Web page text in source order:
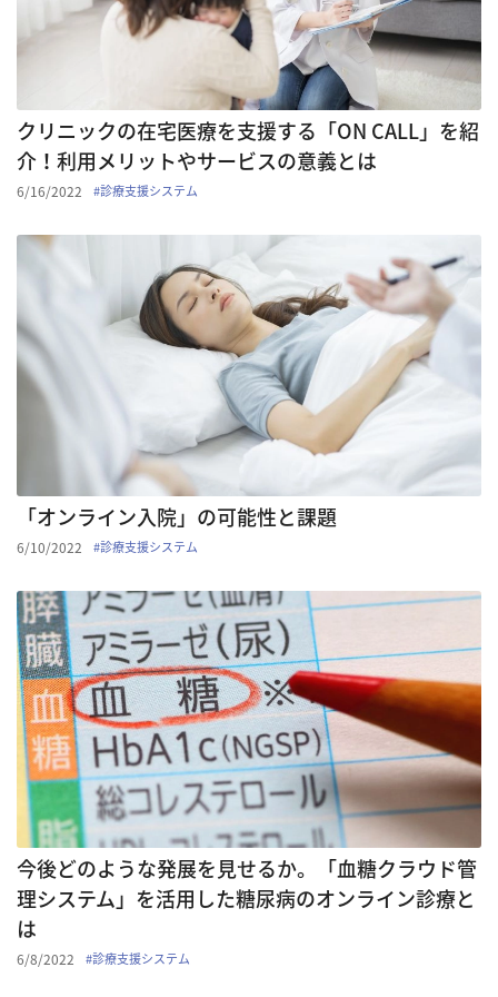
クリニックの在宅医療を支援する「ON CALL」を紹
介！利用メリットやサービスの意義とは
6/16/2022 #診療支援システム
「オンライン入院」の可能性と課題
6/10/2022 #診療支援システム
今後どのような発展を見せるか。「血糖クラウド管
理システム」を活用した糖尿病のオンライン診療と
は
6/8/2022 #診療支援システム